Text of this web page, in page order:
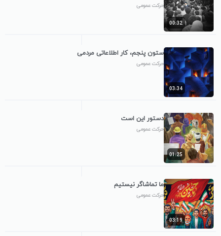
00:32
حرکت عمومی
03:34
ستون پنجم، کار اطلاعاتی مردمی
حرکت عمومی
01:25
دستور این است
حرکت عمومی
03:19
ما تماشاگر نیستیم
حرکت عمومی